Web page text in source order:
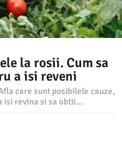
la rosii. Cum sa
a isi reveni
care sunt posibilele cauze,
isi revina si sa obtii...